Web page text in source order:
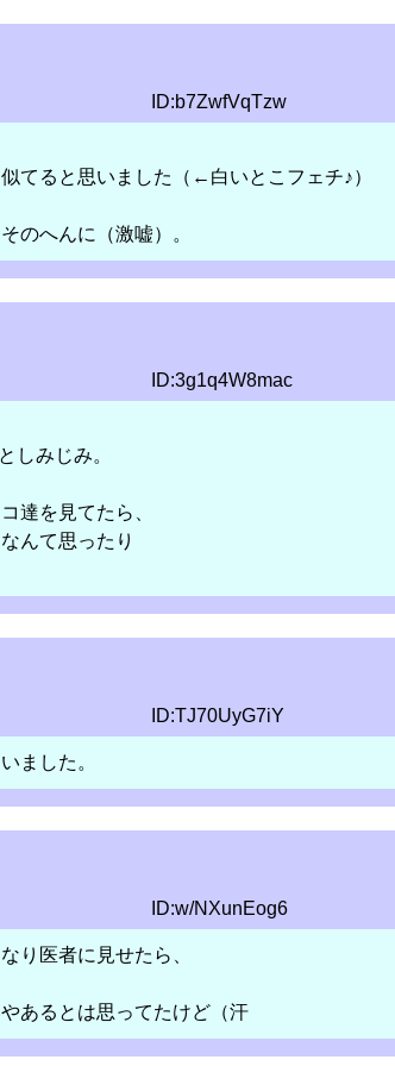
ID:b7ZwfVqTzw
てると思いました（←白いとこフェチ♪）
のへんに（激嘘）。
ID:3g1q4W8mac
しみじみ。
達を見てたら、
んて思ったり
ID:TJ70UyG7iY
ました。
ID:w/NXunEog6
り医者に見せたら、
あるとは思ってたけど（汗